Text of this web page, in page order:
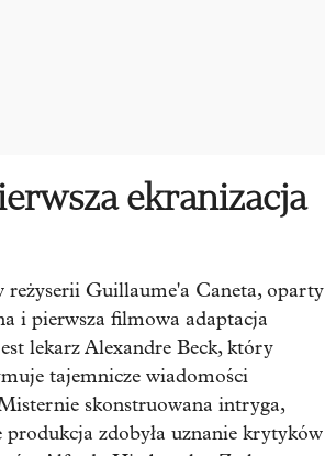
ekranizacja
Guillaume'a Caneta, oparty
i pierwsza filmowa adaptacja
lekarz Alexandre Beck, który
tajemnicze wiadomości
skonstruowana intryga,
produkcja zdobyła uznanie krytyków